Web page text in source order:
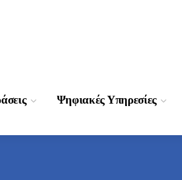
Ψηφιακές Υπηρεσίες